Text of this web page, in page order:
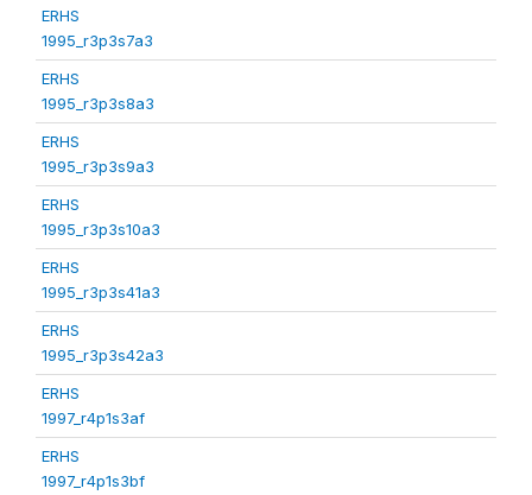
ERHS
1995_r3p3s7a3
ERHS
1995_r3p3s8a3
ERHS
1995_r3p3s9a3
ERHS
1995_r3p3s10a3
ERHS
1995_r3p3s41a3
ERHS
1995_r3p3s42a3
ERHS
1997_r4p1s3af
ERHS
1997_r4p1s3bf